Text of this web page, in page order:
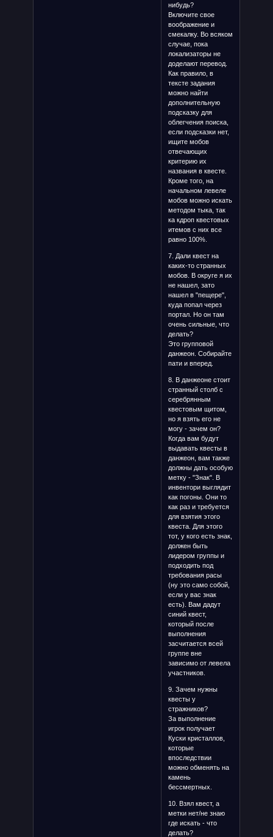
нибудь?
Включите свое
воображение и
смекалку. Во всяком
случае, пока
локализаторы не
доделают перевод.
Как правило, в
тексте задания
можно найти
дополнительную
подсказку для
облегчения поиска,
если подсказки нет,
ищите мобов
отвечающих
критерию их
названия в квесте.
Кроме того, на
начальном левеле
мобов можно искать
методом тыка, так
ка кдроп квестовых
итемов с них все
равно 100%.
7. Дали квест на
каких-то странных
мобов. В округе я их
не нашел, зато
нашел в "пещере",
куда попал через
портал. Но он там
очень сильные, что
делать?
Это групповой
данжеон. Собирайте
пати и вперед.
8. В данжеоне стоит
странный столб с
серебрянным
квестовым щитом,
но я взять его не
могу - зачем он?
Когда вам будут
выдавать квесты в
данжеон, вам также
должны дать особую
метку - "Знак". В
инвентори выглядит
как погоны. Они то
как раз и требуется
для взятия этого
квеста. Для этого
тот, у кого есть знак,
должен быть
лидером группы и
подходить под
требования расы
(ну это само собой,
если у вас знак
есть). Вам дадут
синий квест,
который после
выполнения
засчитается всей
группе вне
зависимо от левела
участников.
9. Зачем нужны
квесты у
стражников?
За выполнение
игрок получает
Куски кристаллов,
которые
впоследствии
можно обменять на
камень
бессмертных.
10. Взял квест, а
метки нет/не знаю
где искать - что
делать?